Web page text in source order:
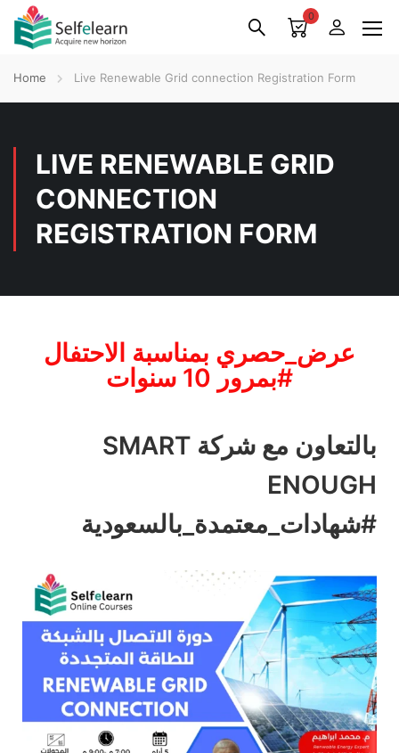
0
Home Live Renewable Grid connection Registration Form
LIVE RENEWABLE GRID
CONNECTION
REGISTRATION FORM
عرض_حصري بمناسبة الاحتفال
بمرور 10 سنوات#
بالتعاون مع شركة SMART
ENOUGH
#شهادات_معتمدة_بالسعودية